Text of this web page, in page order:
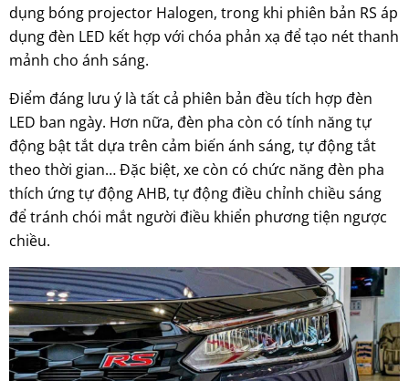
dụng bóng projector Halogen, trong khi phiên bản RS áp
dụng đèn LED kết hợp với chóa phản xạ để tạo nét thanh
mảnh cho ánh sáng.
Điểm đáng lưu ý là tất cả phiên bản đều tích hợp đèn
LED ban ngày. Hơn nữa, đèn pha còn có tính năng tự
động bật tắt dựa trên cảm biến ánh sáng, tự động tắt
theo thời gian… Đặc biệt, xe còn có chức năng đèn pha
thích ứng tự động AHB, tự động điều chỉnh chiều sáng
để tránh chói mắt người điều khiển phương tiện ngược
chiều.